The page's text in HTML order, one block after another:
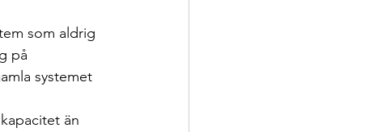
som aldrig
på
systemet
än